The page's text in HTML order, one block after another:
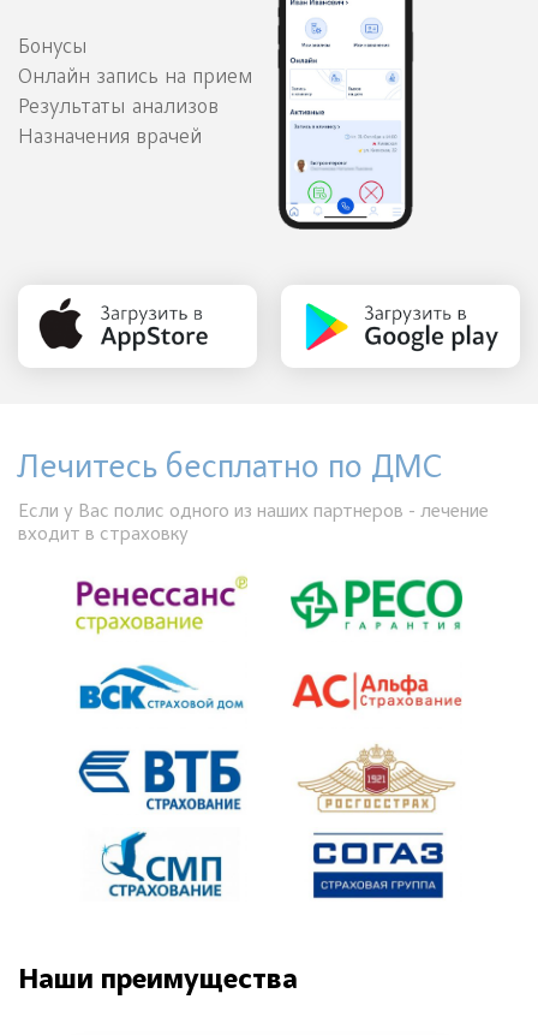
Бонусы
Онлайн запись на прием
Результаты анализов
Назначения врачей
Лечитесь бесплатно по ДМС
Если у Вас полис одного из наших партнеров - лечение
входит в страховку
Наши преимущества